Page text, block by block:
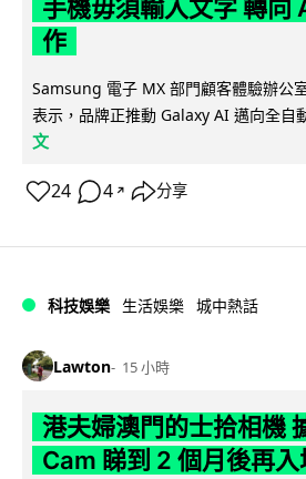
手機毋須輸入文字 轉向
作
Samsung 電子 MX 部門顧客體驗辦公
表示，品牌正推動 Galaxy AI 邁向全自
文
24 4 ↗ 分享
科技娛樂 生活娛樂 城中熱話
Lawton 15 小時
港夫婦澳門的士拾相機
Cam 睇到 2 個月後再入